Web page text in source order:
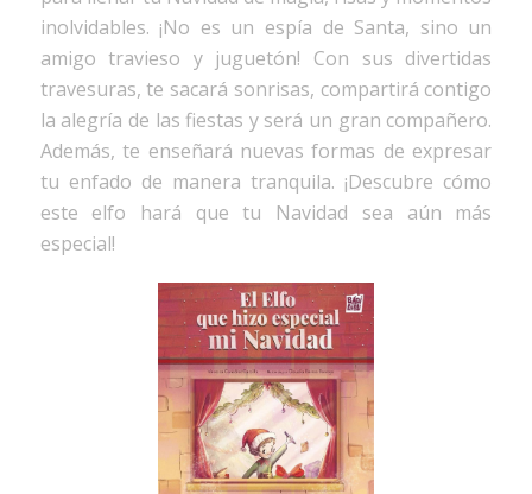
inolvidables. ¡No es un espía de Santa, sino un
amigo travieso y juguetón! Con sus divertidas
travesuras, te sacará sonrisas, compartirá contigo
la alegría de las fiestas y será un gran compañero.
Además, te enseñará nuevas formas de expresar
tu enfado de manera tranquila. ¡Descubre cómo
este elfo hará que tu Navidad sea aún más
especial!